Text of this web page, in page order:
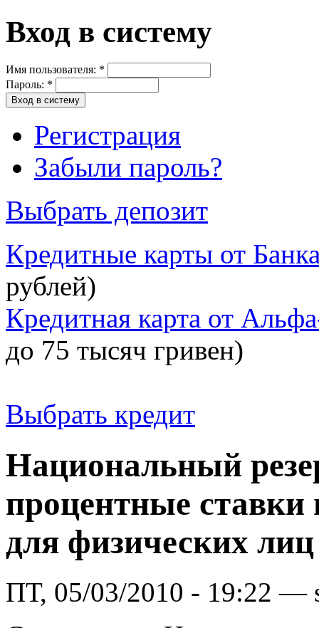
Вход в систему
Имя пользователя: *
Пароль: *
Регистрация
Забыли пароль?
Выбрать депозит
Кредитные карты от
рублей)
Кредитная карта от
до 75 тысяч гривен)
Выбрать кредит
Национальный
процентные
для физических лиц
ПТ, 05/03/2010 - 19:22 —